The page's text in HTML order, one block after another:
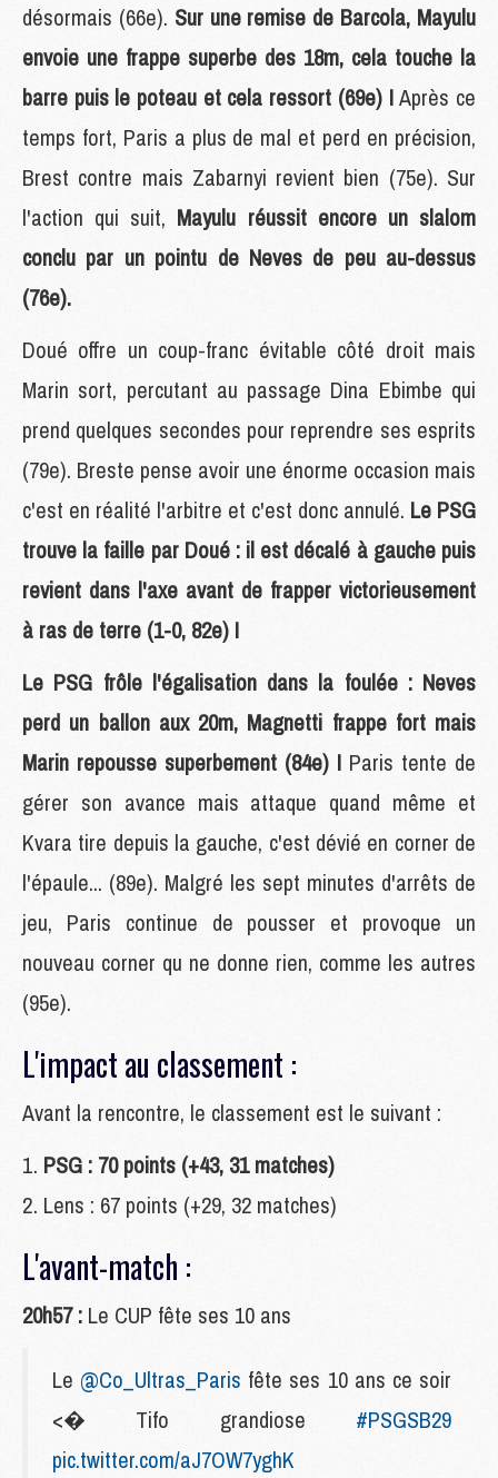
désormais (66e). Sur une remise de Barcola, Mayulu
envoie une frappe superbe des 18m, cela touche la
barre puis le poteau et cela ressort (69e) !Après ce
temps fort, Paris a plus de mal et perd en précision,
Brest contre mais Zabarnyi revient bien (75e). Sur
l'action qui suit, Mayulu réussit encore un slalom
conclu par un pointu de Neves de peu au-dessus
(76e).
Doué offre un coup-franc évitable côté droit mais
Marin sort, percutant au passage Dina Ebimbe qui
prend quelques secondes pour reprendre ses esprits
(79e). Breste pense avoir une énorme occasion mais
c'est en réalité l'arbitre et c'est donc annulé. Le PSG
trouve la faille par Doué : il est décalé à gauche puis
revient dans l'axe avant de frapper victorieusement
à ras de terre (1-0, 82e) !
Le PSG frôle l'égalisation dans la foulée : Neves
perd un ballon aux 20m, Magnetti frappe fort mais
Marin repousse superbement (84e) ! Paris tente de
gérer son avance mais attaque quand même et
Kvara tire depuis la gauche, c'est dévié en corner de
l'épaule... (89e). Malgré les sept minutes d'arrêts de
jeu, Paris continue de pousser et provoque un
nouveau corner qu ne donne rien, comme les autres
(95e).
L'impact au classement :
Avant la rencontre, le classement est le suivant :
PSG : 70 points (+43, 31 matches)
Lens : 67 points (+29, 32 matches)
L'avant-match :
20h57 : Le CUP fête ses 10 ans
Le @Co_Ultras_Paris fête ses 10 ans ce soir
<� Tifo grandiose #PSGSB29
pic.twitter.com/aJ7OW7yghK